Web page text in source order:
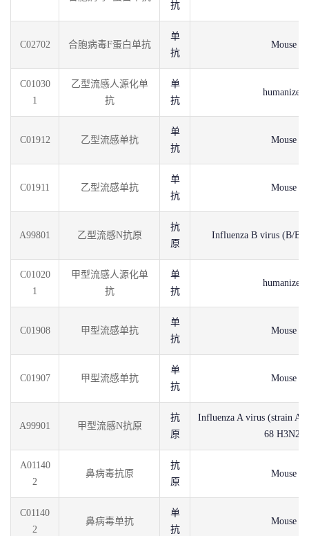
抗
C02702 合胞病毒F蛋白单抗
单
抗
Mouse
C01030
1
乙型流感人源化单
抗
单
抗
humanized
C01912 乙型流感单抗
单
抗
Mouse
C01911 乙型流感单抗
单
抗
Mouse
A99801 乙型流感N抗原
抗
原
Influenza B virus (B/
C01020
1
甲型流感人源化单
抗
单
抗
humanized
C01908 甲型流感单抗
单
抗
Mouse
C01907 甲型流感单抗
单
抗
Mouse
A99901 甲型流感N抗原
抗
原
Influenza A virus (strain A/
68 H3N2)
A01140
2
鼻病毒抗原
抗
原
Mouse
C01140
2
鼻病毒单抗
单
抗
Mouse